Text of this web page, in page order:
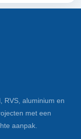
RVS, aluminium en
met een
aanpak.